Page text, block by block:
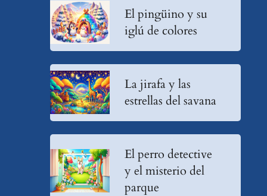
El pingüino y su
iglú de colores
La jirafa y las
estrellas del savana
El perro detective
y el misterio del
parque